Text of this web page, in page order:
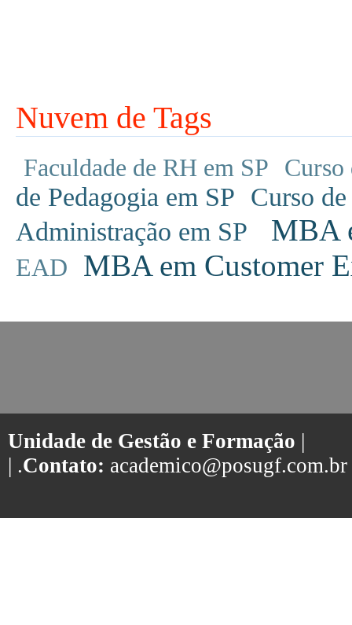
Nuvem de Tags
Faculdade de RH em SP Curso
de Pedagogia em SP Curso
Administração em SP
MBA
EAD MBA em Customer
Unidade de Gestão e Formação |
| .Contato: academico@posugf.com.br